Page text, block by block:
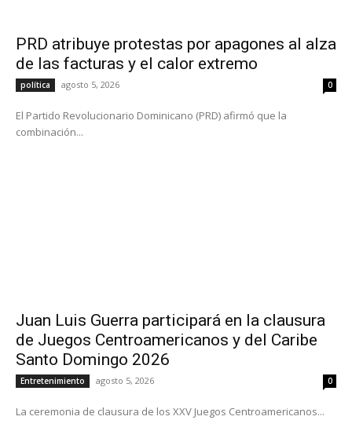
PRD atribuye protestas por apagones al alza
de las facturas y el calor extremo
política agosto 5, 2026 0
El Partido Revolucionario Dominicano (PRD) afirmó que la
combinación...
Juan Luis Guerra participará en la clausura
de Juegos Centroamericanos y del Caribe
Santo Domingo 2026
Entretenimiento agosto 5, 2026 0
La ceremonia de clausura de los XXV Juegos Centroamericanos...